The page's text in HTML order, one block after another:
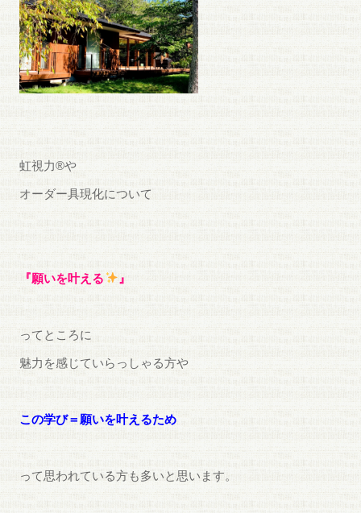
虹視力®︎や
オーダー具現化について
『願いを叶える 』
ってところに
魅力を感じていらっしゃる方や
この学び＝願いを叶えるため
って思われている方も多いと思います。